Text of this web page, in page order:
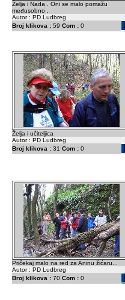
Želja i Nada . Oni se malo pomažu
međusobno .
Autor : PD Ludbreg
Broj klikova :59 Com :0
Želja i učiteljica
Autor : PD Ludbreg
Broj klikova :31 Com :0
Pričekaj malo na red za Aninu žićaru...
Autor : PD Ludbreg
Broj klikova :70 Com :0